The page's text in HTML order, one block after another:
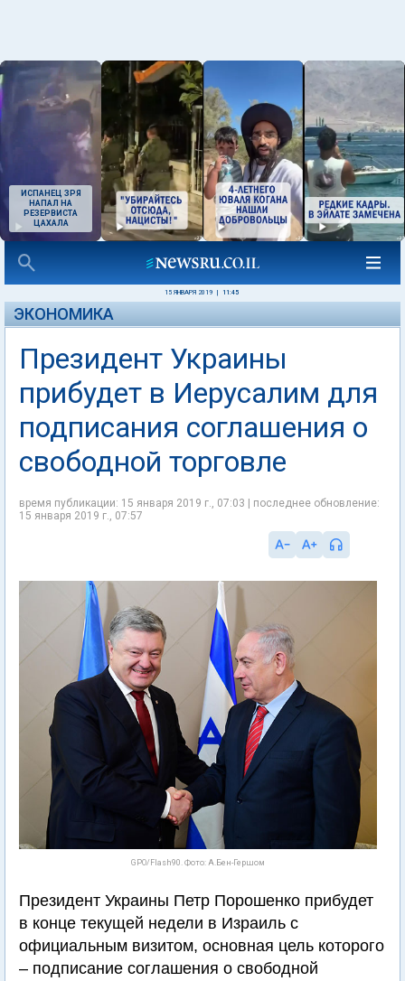
ИСПАНЕЦ ЗРЯ
НАПАЛ НА
РЕЗЕРВИСТА
ЦАХАЛА
15 ЯНВАРЯ 2019 11:45
ЭКОНОМИКА
Президент Украины
прибудет в Иерусалим для
подписания соглашения о
свободной торговле
время публикации: 15 января 2019 г., 07:03 | последнее обновление:
15 января 2019 г., 07:57
GPO/Flash90. Фото: А.Бен-Гершом
Президент Украины Петр Порошенко прибудет
в конце текущей недели в Израиль с
официальным визитом, основная цель которого
– подписание соглашения о свободной